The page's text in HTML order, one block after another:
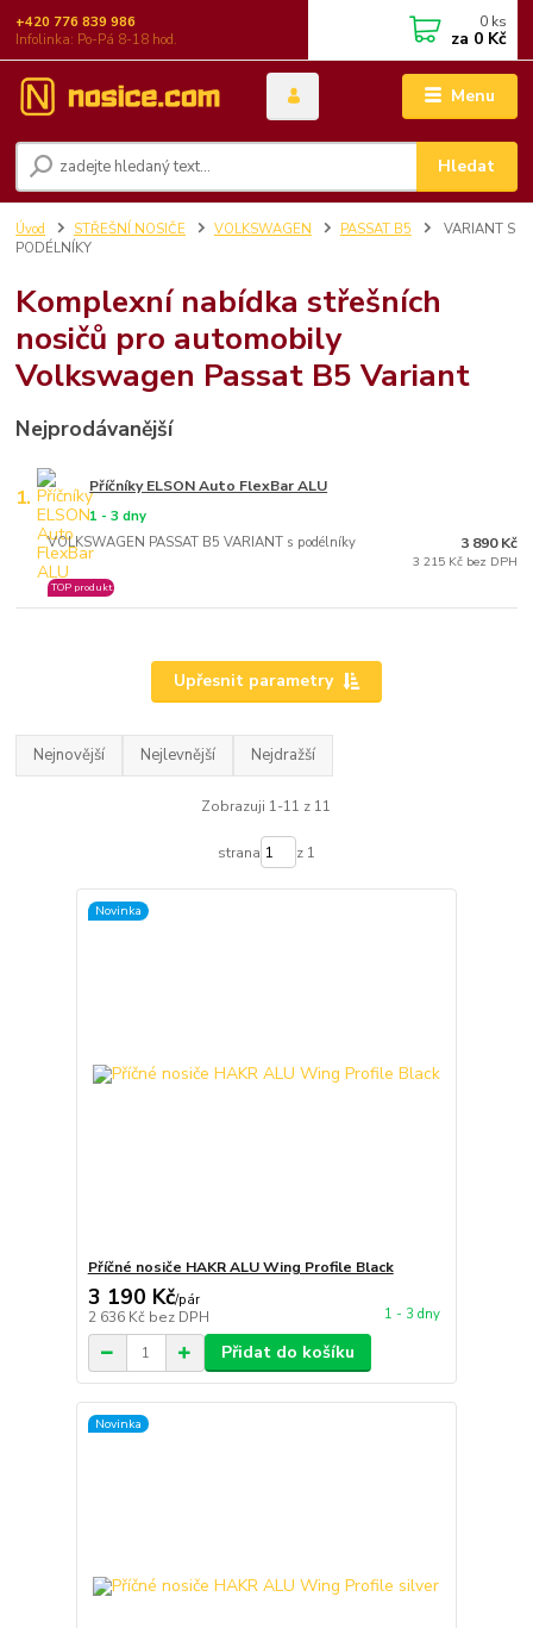
Menu
Hledat
+420 776 839 986
Infolinka: Po-Pá 8-18 hod.
0 ks
za 0 Kč
Úvod STŘEŠNÍ NOSIČE VOLKSWAGEN PASSAT B5
VARIANT S
PODÉLNÍKY
Komplexní nabídka střešních
nosičů pro automobily
Volkswagen Passat B5 Variant
Nejprodávanější
1. Příčníky ELSON Auto FlexBar ALU
VOLKSWAGEN PASSAT B5 VARIANT s podélníky
1 - 3 dny
TOP produkt
3 890 Kč
3 215 Kč bez DPH
Upřesnit parametry
Nejnovější Nejlevnější Nejdražší
Zobrazuji 1-11 z 11
strana z 1
Novinka
Příčné nosiče HAKR ALU Wing Profile Black
3 190 Kč/pár
2 636 Kč bez DPH 1 - 3 dny
Přidat do košíku
Novinka